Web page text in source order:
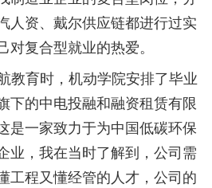
人资、戴尔供应链都进行过实
对复合型就业的热爱。
教育时，机动学院安排了毕业
下的中电投融和融资租赁有限
是一家致力于为中国低碳环保
业，我在当时了解到，公司需
工程又懂经管的人才，公司的